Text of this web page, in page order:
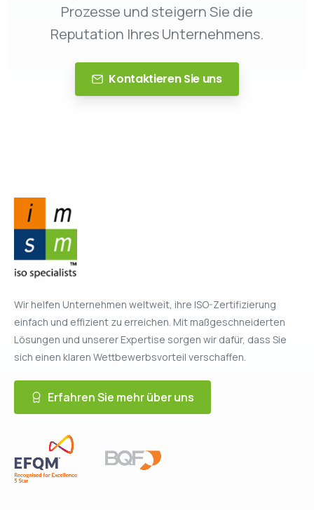
Prozesse und steigern Sie die
Reputation Ihres Unternehmens.
Kontaktieren Sie uns
Wir helfen Unternehmen weltweit, ihre ISO-Zertifizierung
einfach und effizient zu erreichen. Mit maßgeschneiderten
Lösungen und unserer Expertise sorgen wir dafür, dass Sie
sich einen klaren Wettbewerbsvorteil verschaffen.
Erfahren Sie mehr über uns